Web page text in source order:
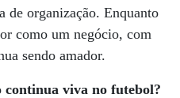
de organização. Enquanto
como um negócio, com
sendo amador.
viva no futebol?